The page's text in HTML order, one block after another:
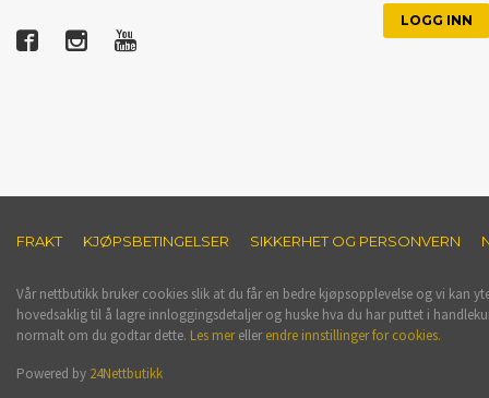
FRAKT KJØPSBETINGELSER SIKKERHET OG PERSONVERN
Vår nettbutikk bruker cookies slik at du får en bedre kjøpsopplevelse og vi kan
hovedsaklig til å lagre innloggingsdetaljer og huske hva du har puttet i
normalt om du godtar dette. Les merellerendre innstillinger for cookies.
Powered by 24Nettbutikk